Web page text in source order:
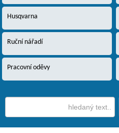
Husqvarna
Ruční nářadí
Pracovní oděvy